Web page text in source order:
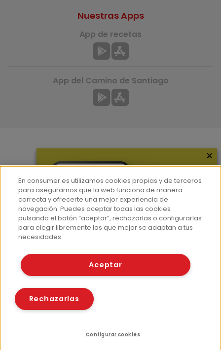
Hemeroteca
Contacto
Prensa
Corpus Lingüístico Consumer
Nuestras Apps
App de recetas
App del Camino de Santiago
© Fundación EROSKI
Políticas de cookies
×
En consumer.es utilizamos cookies propias y de terceros
para asegurarnos que la web funciona de manera
correcta y ofrecerte una mejor experiencia de
navegación. Puedes aceptar todas las cookies
pulsando el botón “aceptar”, rechazarlas o configurarlas
para elegir libremente las que mejor se adaptan a tus
necesidades.
Aceptar
Rechazarlas
Configurar cookies